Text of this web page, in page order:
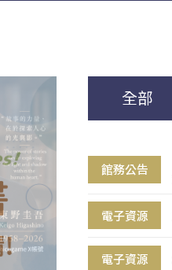
全部
館務公告
電子資源
電子資源